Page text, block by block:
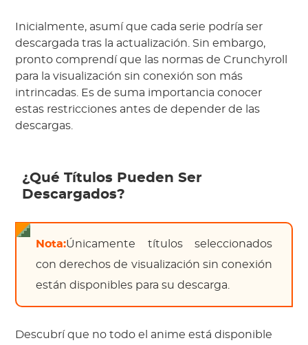
Inicialmente, asumí que cada serie podría ser
descargada tras la actualización. Sin embargo,
pronto comprendí que las normas de Crunchyroll
para la visualización sin conexión son más
intrincadas. Es de suma importancia conocer
estas restricciones antes de depender de las
descargas.
¿Qué Títulos Pueden Ser
Descargados?
Nota:Únicamente títulos seleccionados
con derechos de visualización sin conexión
están disponibles para su descarga.
Descubrí que no todo el anime está disponible